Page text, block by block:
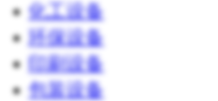
化工设备
环保设备
印刷设备
包装设备